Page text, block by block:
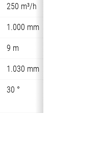
250 m³/h
1.000 mm
9 m
1.030 mm
30 °